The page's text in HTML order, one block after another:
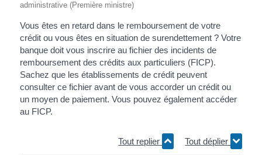
administrative (Première ministre)
Vous êtes en retard dans le remboursement de votre
crédit ou vous êtes en situation de surendettement ? Votre
banque doit vous inscrire au fichier des incidents de
remboursement des crédits aux particuliers (FICP).
Sachez que les établissements de crédit peuvent
consulter ce fichier avant de vous accorder un crédit ou
un moyen de paiement. Vous pouvez également accéder
au FICP.
Tout replier Tout déplier